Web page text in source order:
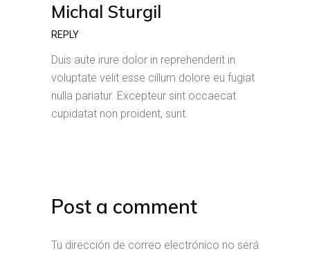
Michal Sturgil
REPLY
Duis aute irure dolor in reprehenderit in
voluptate velit esse cillum dolore eu fugiat
nulla pariatur. Excepteur sint occaecat
cupidatat non proident, sunt.
Post a comment
Tu dirección de correo electrónico no será